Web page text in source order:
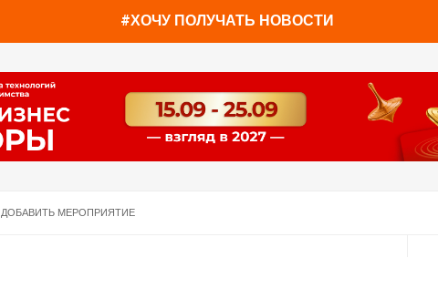
#ХОЧУ ПОЛУЧАТЬ НОВОСТИ
ДОБАВИТЬ МЕРОПРИЯТИЕ